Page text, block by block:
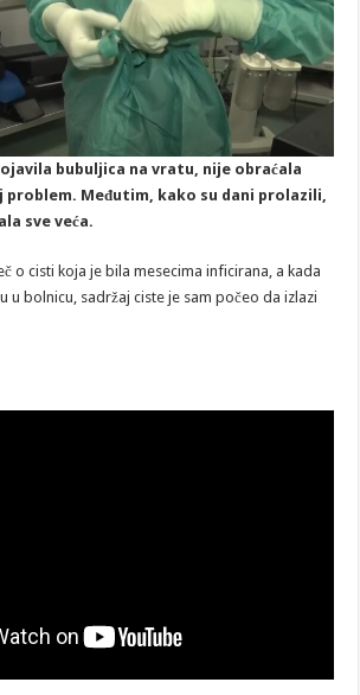
bubuljica na vratu, nije obraćala
problem. Međutim, kako su dani prolazili,
sve veća.
o cisti koja je bila mesecima inficirana, a kada
u bolnicu, sadržaj ciste je sam počeo da izlazi